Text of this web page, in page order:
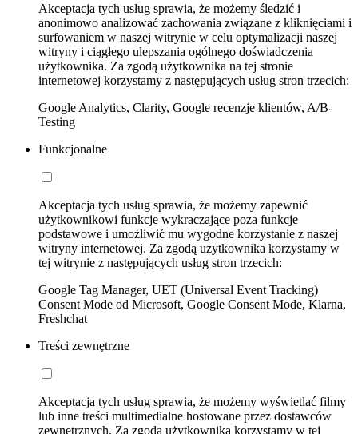
Akceptacja tych usług sprawia, że możemy śledzić i
anonimowo analizować zachowania związane z kliknięciami i
surfowaniem w naszej witrynie w celu optymalizacji naszej
witryny i ciągłego ulepszania ogólnego doświadczenia
użytkownika. Za zgodą użytkownika na tej stronie
internetowej korzystamy z następujących usług stron trzecich:
Google Analytics, Clarity, Google recenzje klientów, A/B-
Testing
Funkcjonalne
Akceptacja tych usług sprawia, że możemy zapewnić
użytkownikowi funkcje wykraczające poza funkcje
podstawowe i umożliwić mu wygodne korzystanie z naszej
witryny internetowej. Za zgodą użytkownika korzystamy w
tej witrynie z następujących usług stron trzecich:
Google Tag Manager, UET (Universal Event Tracking)
Consent Mode od Microsoft, Google Consent Mode, Klarna,
Freshchat
Treści zewnętrzne
Akceptacja tych usług sprawia, że możemy wyświetlać filmy
lub inne treści multimedialne hostowane przez dostawców
zewnętrznych. Za zgodą użytkownika korzystamy w tej